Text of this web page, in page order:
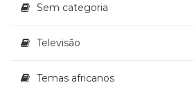
Sem categoria
Televisão
Temas africanos